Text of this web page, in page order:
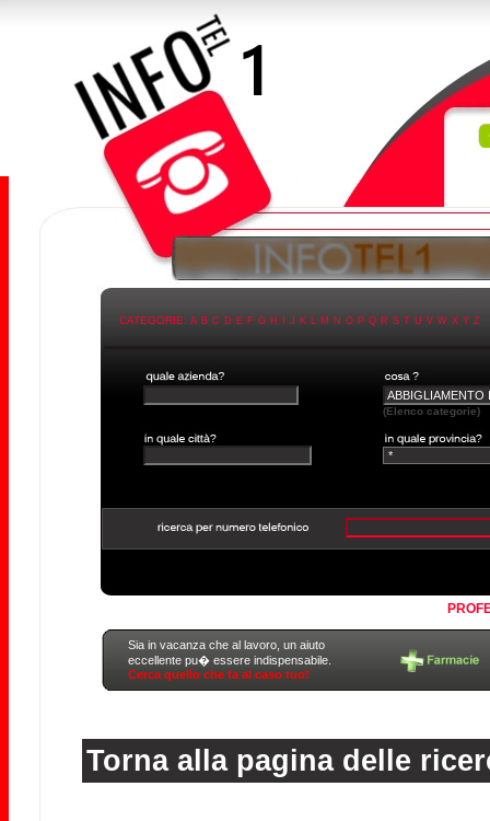
CATEGORIE: A B C D E F G H J K L M N O P Q R S T U V W X Y Z
(Elenco categorie)
Sia in vacanza che al lavoro, un aiuto
eccellente pu� essere indispensabile.
Cerca quello che fa al caso tuo!
Torna alla pagina delle